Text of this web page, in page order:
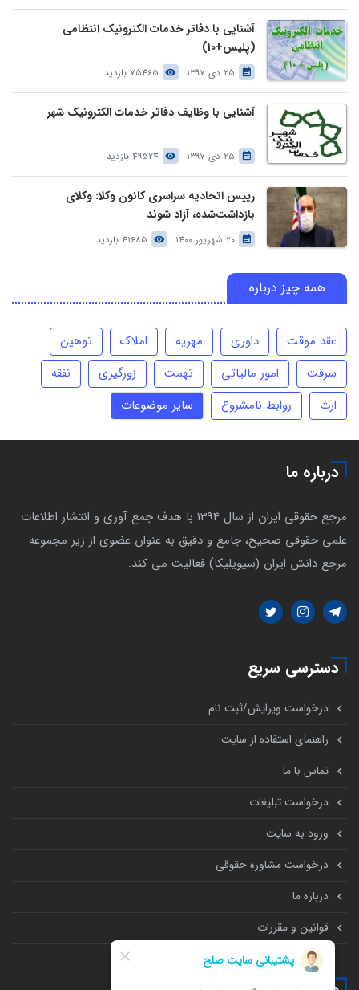
آشنایی با دفاتر خدمات الکترونیک انتظامی
(پلیس+10)
25 دی 1397 75465 بازدید
آشنایی با وظایف دفاتر خدمات الکترونیک شهر
25 دی 1397 49524 بازدید
رییس اتحادیه سراسری کانون وکلا: وکلای
بازداشت‌شده، آزاد شوند
20 شهریور 1400 41685 بازدید
همه چیز درباره
عقد موقت داوری مهریه املاک
توهین
سرقت
امور مالیاتی تهمت زورگیری
نفقه
ارث
روابط نامشروع سایر موضوعات
درباره ما
مرجع حقوقی ایران از سال 1394 با هدف جمع آوری و انتشار اطلاعات
علمی حقوقی صحیح، جامع و دقیق به عنوان عضوی از زیر مجموعه
مرجع دانش ایران (سیویلیکا) فعالیت می کند.
دسترسی سریع
درخواست ویرایش/ثبت نام
راهنمای استفاده از سایت
تماس با ما
درخواست تبلیغات
ورود به سایت
درخواست مشاوره حقوقی
درباره ما
قوانین و مقررات